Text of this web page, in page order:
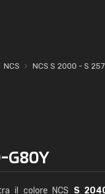
NCS
NCS S 2000 - S
G80Y
il colore NCS S